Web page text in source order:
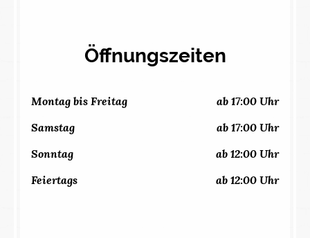
Öffnungszeiten
Montag bis Freitag ab 17:00 Uhr
Samstag ab 17:00 Uhr
Sonntag ab 12:00 Uhr
Feiertags ab 12:00 Uhr